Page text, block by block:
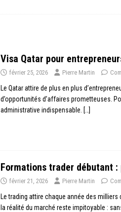
Visa Qatar pour
février 25, 2026 Pierre Martin
Le Qatar attire de plus en plus
d’opportunités d’affaires prometteuses.
administrative indispensable. […]
Formations trader débutant
février 21, 2026 Pierre Martin
Le trading attire chaque année des
la réalité du marché reste impitoyable :